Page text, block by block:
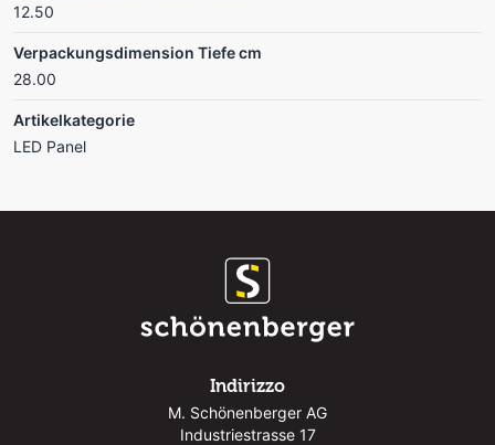
12.50
Verpackungsdimension Tiefe cm
28.00
Artikelkategorie
LED Panel
Indirizzo
M. Schönenberger AG
Industriestrasse 17